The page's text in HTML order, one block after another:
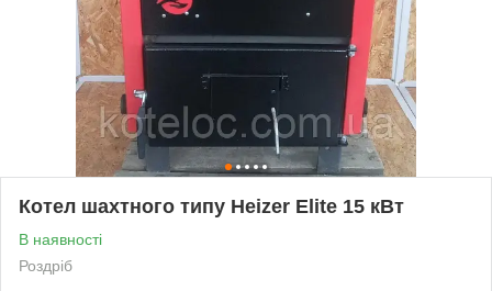
Котел шахтного типу Heizer Elite 15 кВт
В наявності
Роздріб